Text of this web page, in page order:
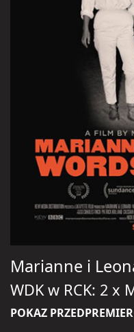
Marianne i
WDK w RCK: 2 x
POKAZ